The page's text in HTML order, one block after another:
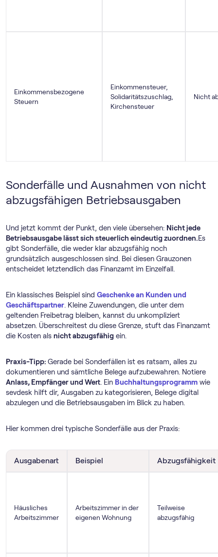
Einkommensbezogene
Steuern
Einkommensteuer,
Solidaritätszuschlag,
Kirchensteuer
Nicht
Sonderfälle und Ausnahmen von nicht
abzugsfähigen Betriebsausgaben
Und jetzt kommt der Punkt, den viele übersehen: Nicht jede
Betriebsausgabe lässt sich steuerlich eindeutig zuordnen.Es
gibt Sonderfälle, die weder klar abzugsfähig noch
grundsätzlich ausgeschlossen sind. Bei diesen Grauzonen
entscheidet letztendlich das Finanzamt im Einzelfall.
Ein klassisches Beispiel sind Geschenke an Kunden und
Geschäftspartner. Kleine Zuwendungen, die unter dem
geltenden Freibetrag bleiben, kannst du unkompliziert
absetzen. Überschreitest du diese Grenze, stuft das Finanzamt
die Kosten als nicht abzugsfähig ein.
Praxis-Tipp: Gerade bei Sonderfällen ist es ratsam, alles zu
dokumentieren und sämtliche Belege aufzubewahren. Notiere
Anlass, Empfänger und Wert. Ein Buchhaltungsprogramm wie
sevdesk hilft dir, Ausgaben zu kategorisieren, Belege digital
abzulegen und die Betriebsausgaben im Blick zu haben.
Hier kommen drei typische Sonderfälle aus der Praxis:
Ausgabenart Beispiel Abzugsfähigkeit
Häusliches
Arbeitszimmer
Arbeitszimmer in der
eigenen Wohnung
Teilweise
abzugsfähig